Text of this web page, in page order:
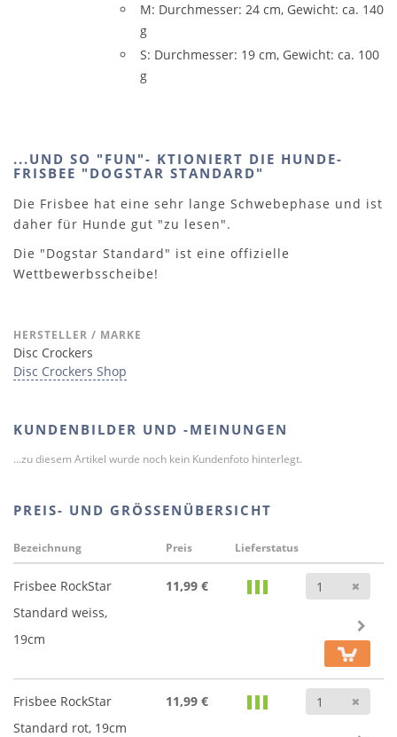
M: Durchmesser: 24 cm, Gewicht: ca. 140
g
S: Durchmesser: 19 cm, Gewicht: ca. 100
g
...UND SO "FUN"- KTIONIERT DIE HUNDE-
FRISBEE "DOGSTAR STANDARD"
Die Frisbee hat eine sehr lange Schwebephase und ist
daher für Hunde gut "zu lesen".
Die "Dogstar Standard" ist eine offizielle
Wettbewerbsscheibe!
HERSTELLER / MARKE
Disc Crockers
Disc Crockers Shop
KUNDENBILDER UND -MEINUNGEN
...zu diesem Artikel wurde noch kein Kundenfoto hinterlegt.
PREIS- UND GRÖSSENÜBERSICHT
Bezeichnung Preis Lieferstatus
Frisbee RockStar
Standard weiss,
19cm
11,99 €
Frisbee RockStar
Standard rot, 19cm
11,99 €